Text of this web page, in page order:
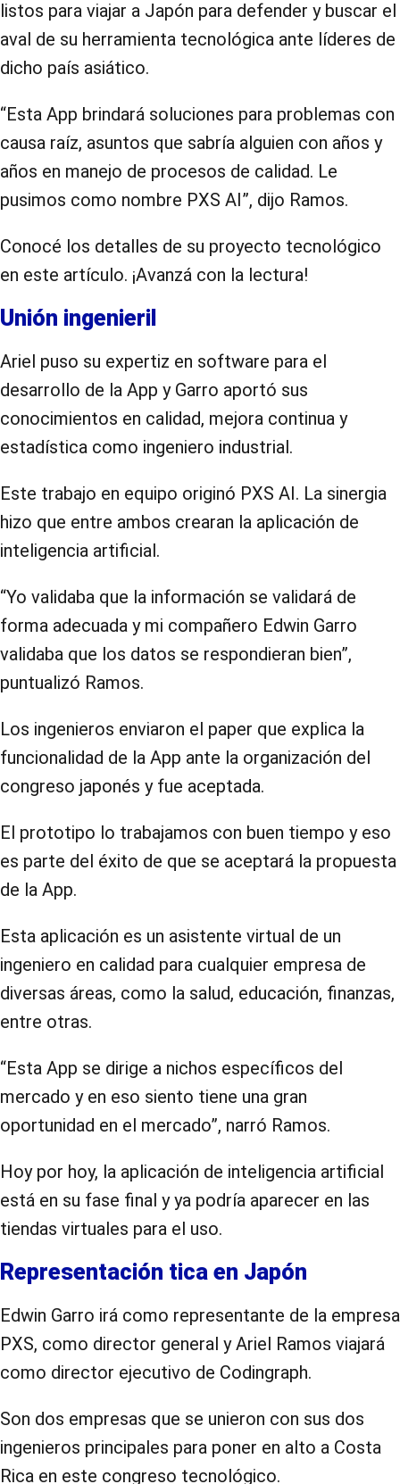
listos para viajar a Japón para defender y buscar el
aval de su herramienta tecnológica ante líderes de
dicho país asiático.
“Esta App brindará soluciones para problemas con
causa raíz, asuntos que sabría alguien con años y
años en manejo de procesos de calidad. Le
pusimos como nombre PXS AI”, dijo Ramos.
Conocé los detalles de su proyecto tecnológico
en este artículo. ¡Avanzá con la lectura!
Unión ingenieril
Ariel puso su expertiz en software para el
desarrollo de la App y Garro aportó sus
conocimientos en calidad, mejora continua y
estadística como ingeniero industrial.
Este trabajo en equipo originó PXS AI. La sinergia
hizo que entre ambos crearan la aplicación de
inteligencia artificial.
“Yo validaba que la información se validará de
forma adecuada y mi compañero Edwin Garro
validaba que los datos se respondieran bien”,
puntualizó Ramos.
Los ingenieros enviaron el paper que explica la
funcionalidad de la App ante la organización del
congreso japonés y fue aceptada.
El prototipo lo trabajamos con buen tiempo y eso
es parte del éxito de que se aceptará la propuesta
de la App.
Esta aplicación es un asistente virtual de un
ingeniero en calidad para cualquier empresa de
diversas áreas, como la salud, educación, finanzas,
entre otras.
“Esta App se dirige a nichos específicos del
mercado y en eso siento tiene una gran
oportunidad en el mercado”, narró Ramos.
Hoy por hoy, la aplicación de inteligencia artificial
está en su fase final y ya podría aparecer en las
tiendas virtuales para el uso.
Representación tica en Japón
Edwin Garro irá como representante de la empresa
PXS, como director general y Ariel Ramos viajará
como director ejecutivo de Codingraph.
Son dos empresas que se unieron con sus dos
ingenieros principales para poner en alto a Costa
Rica en este congreso tecnológico.